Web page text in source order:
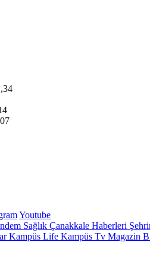
Youtube
Sağlık Çanakkale Haberleri
Kampüs Life Kampüs Tv Magazin